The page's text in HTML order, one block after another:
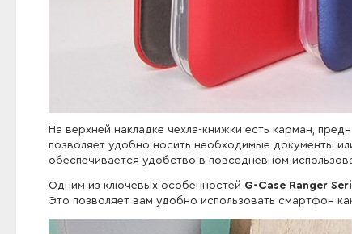
На верхней накладке чехла-книжки есть карман,
позволяет удобно носить необходимые документы
обеспечивается удобство в повседневном
Одним из ключевых особенностей G-Case Ranger
Это позволяет вам удобно использовать смартфон